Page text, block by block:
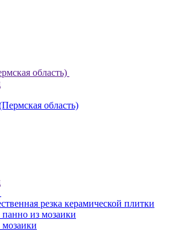
область)
область)
резка керамической плитки
из мозаики